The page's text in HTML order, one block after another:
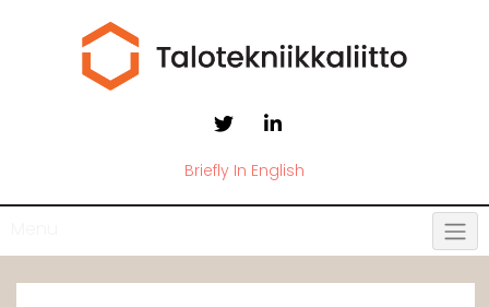
Briefly In English